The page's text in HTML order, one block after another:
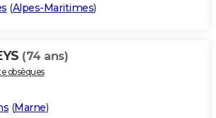
(Alpes-Maritimes)
(74 ans)
obsèques
(Marne)